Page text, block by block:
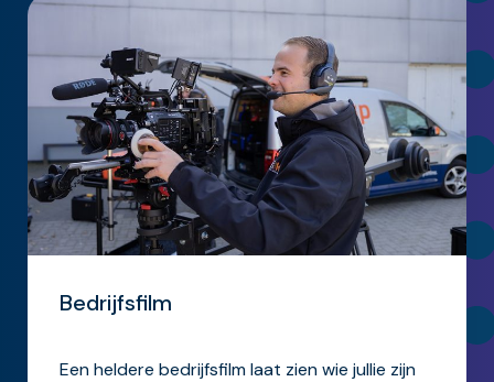
Bedrijfsfilm
Een heldere bedrijfsfilm laat zien wie jullie zijn